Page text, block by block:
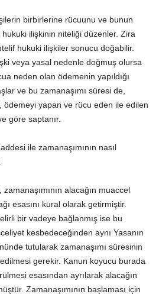
birbirlerine rücuunu ve bunun
hukuki ilişkinin niteliği düzenler. Zira
hukuki ilişkiler sonucu doğabilir.
veya yasal nedenle doğmuş olursa
neden olan ödemenin yapıldığı
ve bu zamanaşımı süresi de,
ödemeyi yapan ve rücu eden ile edilen
göre saptanır.
ile zamanaşımının nasıl
alacağın muaccel
esasını kural olarak getirmiştir.
bir vadeye bağlanmış ise bu
kesbedeceğinden aynı Yasanın
tutularak zamanaşımı süresinin
gerekir. Kanun koyucu burada
esasından ayrılarak alacağın
Zamanaşımının başlaması için